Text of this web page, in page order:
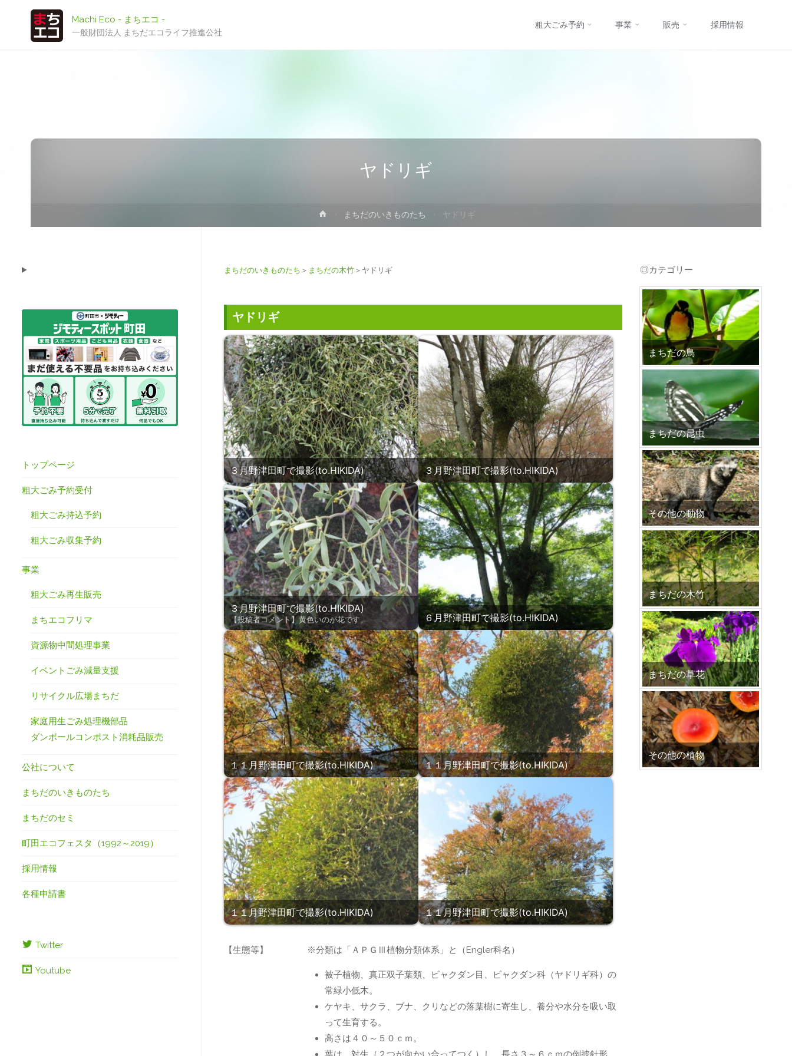
Machi Eco - まちエコ -
一般財団法人 まちだエコライフ推進公社
ツ
キ
粗大ごみ予約 事業 販売 採用情報
ヤドリギ
ー
まちだのいきものたち ヤドリギ
まちだのいきものたち ＞ まちだの木竹＞ヤドリギ
ヤドリギ
３月野津田町で撮影(to.HIKIDA) ３月野津田町で撮影(to.HIKIDA)
３月野津田町で撮影(to.HIKIDA)
【投稿者コメント】黄色いのが花です。 ６月野津田町で撮影(to.HIKIDA)
１１月野津田町で撮影(to.HIKIDA) １１月野津田町で撮影(to.HIKIDA)
１１月野津田町で撮影(to.HIKIDA) １１月野津田町で撮影(to.HIKIDA)
【生態等】 ※分類は「ＡＰＧⅢ植物分類体系」と（Engler科名）
被子植物、真正双子葉類、ビャクダン目、ビャクダン科（ヤドリギ科）の
常緑小低木。
ケヤキ、サクラ、ブナ、クリなどの落葉樹に寄生し、養分や水分を吸い取
って生育する。
高さは４０～５０ｃｍ。
◎カテゴリー
まちだの鳥
まちだの昆虫
その他の動物
まちだの木竹
まちだの草花
その他の植物
トップページ
粗大ごみ予約受付
粗大ごみ持込予約
粗大ごみ収集予約
事業
粗大ごみ再生販売
まちエコフリマ
資源物中間処理事業
イベントごみ減量支援
リサイクル広場まちだ
家庭用生ごみ処理機部品
ダンボールコンポスト消耗品販売
公社について
まちだのいきものたち
まちだのセミ
町田エコフェスタ（1992～2019）
採用情報
各種申請書
Twitter
Youtube